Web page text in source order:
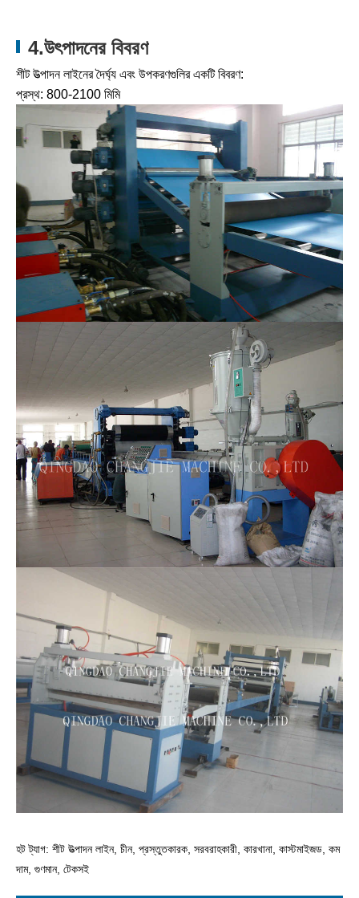
4.উৎপাদনের বিবরণ
শীট উত্পাদন লাইনের দৈর্ঘ্য এবং উপকরণগুলির একটি বিবরণ:
প্রস্থ: 800-2100 মিমি
হট ট্যাগ: শীট উত্পাদন লাইন, চীন, প্রস্তুতকারক, সরবরাহকারী, কারখানা, কাস্টমাইজড, কম
দাম, গুণমান, টেকসই